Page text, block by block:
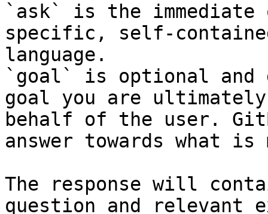
`ask` is the
specific, self-
language.
`goal` is optional and
goal you are
behalf of the user.
answer towards what
The response will
question and relevant